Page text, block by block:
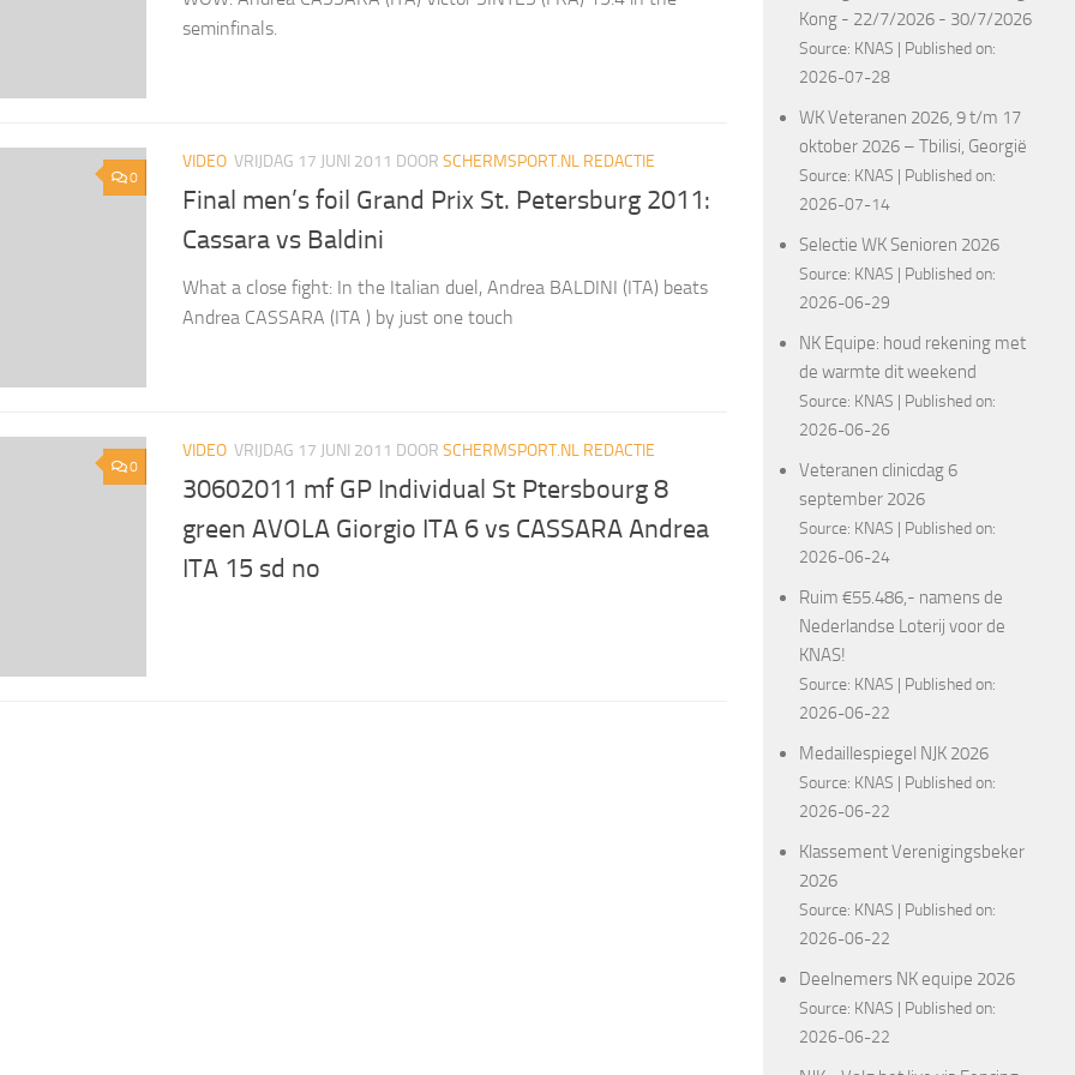
seminfinals.
0
VIDEO VRIJDAG 17 JUNI 2011 DOOR SCHERMSPORT.NL REDACTIE
Final men’s foil Grand Prix St. Petersburg 2011:
Cassara vs Baldini
What a close fight: In the Italian duel, Andrea BALDINI (ITA) beats
Andrea CASSARA (ITA ) by just one touch
0
VIDEO VRIJDAG 17 JUNI 2011 DOOR SCHERMSPORT.NL REDACTIE
30602011 mf GP Individual St Ptersbourg 8
green AVOLA Giorgio ITA 6 vs CASSARA Andrea
ITA 15 sd no
Kong - 22/7/2026 - 30/7/2026
Source: KNAS
Published on:
2026-07-28
WK Veteranen 2026, 9 t/m 17
oktober 2026 – Tbilisi, Georgië
Source: KNAS
Published on:
2026-07-14
Selectie WK Senioren 2026
Source: KNAS
Published on:
2026-06-29
NK Equipe: houd rekening met
de warmte dit weekend
Source: KNAS
Published on:
2026-06-26
Veteranen clinicdag 6
september 2026
Source: KNAS
Published on:
2026-06-24
Ruim €55.486,- namens de
Nederlandse Loterij voor de
KNAS!
Source: KNAS
Published on:
2026-06-22
Medaillespiegel NJK 2026
Source: KNAS
Published on:
2026-06-22
Klassement Verenigingsbeker
2026
Source: KNAS
Published on:
2026-06-22
Deelnemers NK equipe 2026
Source: KNAS
Published on:
2026-06-22